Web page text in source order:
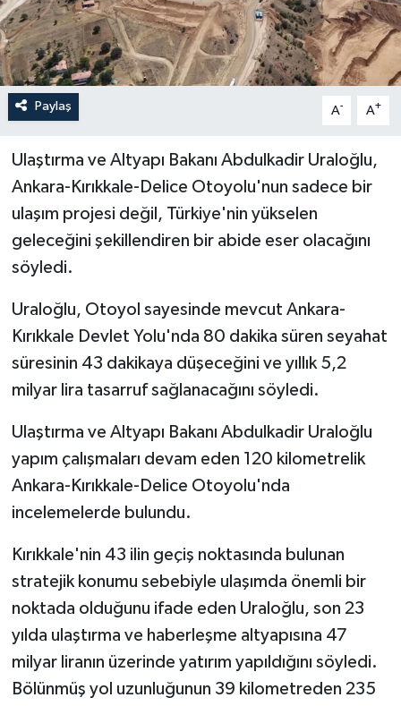
Paylaş A- A+
Ulaştırma ve Altyapı Bakanı Abdulkadir Uraloğlu,
Ankara-Kırıkkale-Delice Otoyolu'nun sadece bir
ulaşım projesi değil, Türkiye'nin yükselen
geleceğini şekillendiren bir abide eser olacağını
söyledi.
Uraloğlu, Otoyol sayesinde mevcut Ankara-
Kırıkkale Devlet Yolu'nda 80 dakika süren seyahat
süresinin 43 dakikaya düşeceğini ve yıllık 5,2
milyar lira tasarruf sağlanacağını söyledi.
Ulaştırma ve Altyapı Bakanı Abdulkadir Uraloğlu
yapım çalışmaları devam eden 120 kilometrelik
Ankara-Kırıkkale-Delice Otoyolu'nda
incelemelerde bulundu.
Kırıkkale'nin 43 ilin geçiş noktasında bulunan
stratejik konumu sebebiyle ulaşımda önemli bir
noktada olduğunu ifade eden Uraloğlu, son 23
yılda ulaştırma ve haberleşme altyapısına 47
milyar liranın üzerinde yatırım yapıldığını söyledi.
Bölünmüş yol uzunluğunun 39 kilometreden 235